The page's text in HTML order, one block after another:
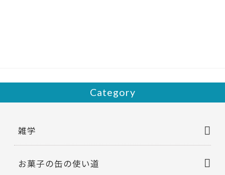
Category
雑学
お菓子の缶の使い道